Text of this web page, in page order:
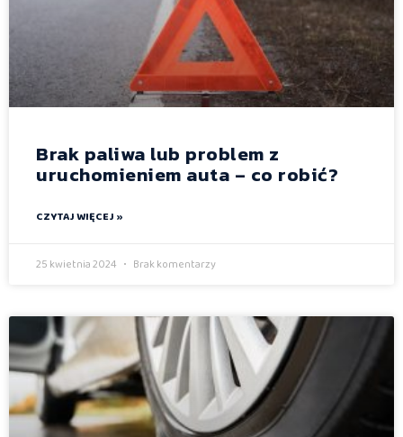
Brak paliwa lub problem z
uruchomieniem auta – co robić?
CZYTAJ WIĘCEJ »
25 kwietnia 2024 Brak komentarzy